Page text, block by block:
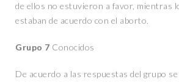
de ellos no estuvieron a favor, mientras
estaban de acuerdo con el aborto.
Grupo 7 Conocidos
De acuerdo a las respuestas del grupo